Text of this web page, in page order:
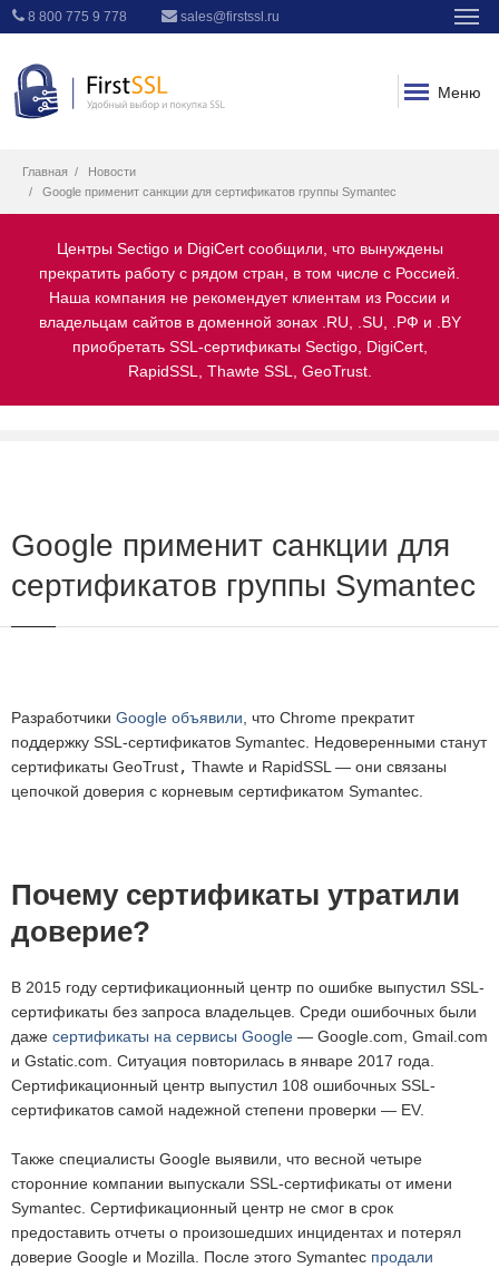
8 800 775 9 778 sales@firstssl.ru
Меню
Главная
Новости
Google применит санкции для сертификатов группы Symantec
Центры Sectigo и DigiCert сообщили, что вынуждены
прекратить работу с рядом стран, в том числе с Россией.
Наша компания не рекомендует клиентам из России и
владельцам сайтов в доменной зонах .RU, .SU, .РФ и .BY
приобретать SSL-сертификаты Sectigo, DigiCert,
RapidSSL, Thawte SSL, GeoTrust.
Google применит санкции для
сертификатов группы Symantec
Разработчики Google объявили , что Chrome прекратит
поддержку SSL-сертификатов Symantec. Недоверенными станут
сертификаты GeoTrust, Thawte и RapidSSL — они связаны
цепочкой доверия с корневым сертификатом Symantec.
Почему сертификаты утратили
доверие?
В 2015 году сертификационный центр по ошибке выпустил SSL-
сертификаты без запроса владельцев. Среди ошибочных были
даже сертификаты на сервисы Google — Google.com, Gmail.com
и Gstatic.com. Ситуация повторилась в январе 2017 года.
Сертификационный центр выпустил 108 ошибочных SSL-
сертификатов самой надежной степени проверки — EV.
Также специалисты Google выявили, что весной четыре
сторонние компании выпускали SSL-сертификаты от имени
Symantec. Сертификационный центр не смог в срок
предоставить отчеты о произошедших инцидентах и потерял
доверие Google и Mozilla. После этого Symantec продали